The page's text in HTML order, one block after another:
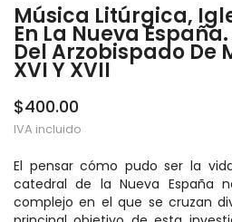
Música Litúrgica,
En La Nueva
Del Arzobispado De
XVI Y XVII
$400.00
IVA incluido
El pensar cómo pudo ser la
catedral de la Nueva España
complejo en el que se cruzan